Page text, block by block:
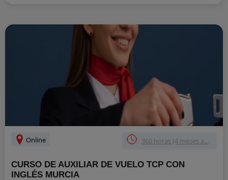
Online 360 horas (4 meses a...
CURSO DE AUXILIAR DE VUELO TCP CON
INGLÉS MURCIA